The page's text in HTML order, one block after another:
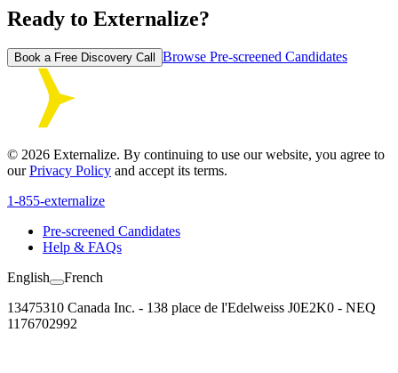
Ready to Externalize?
Book a Free Discovery Call Browse Pre-screened Candidates
© 2026 Externalize. By continuing to use our website, you agree to
ourPrivacy Policy and accept its terms.
1-855-externalize
Pre-screened Candidates
Help & FAQs
English
French
13475310 Canada Inc. - 138 place de l'Edelweiss J0E2K0 - NEQ
1176702992